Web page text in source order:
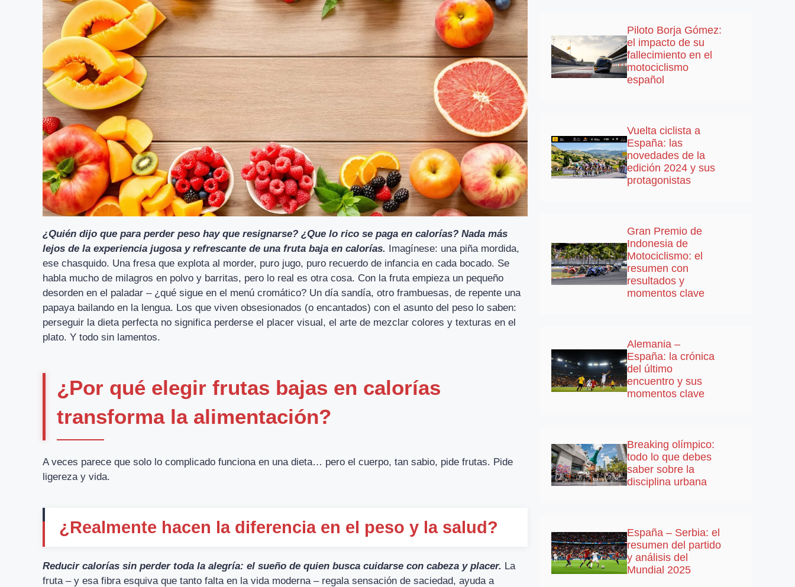
¿Quién dijo que para perder peso hay que resignarse? ¿Que lo rico se paga en calorías? Nada más
lejos de la experiencia jugosa y refrescante de una fruta baja en calorías. Imagínese: una piña mordida,
ese chasquido. Una fresa que explota al morder, puro jugo, puro recuerdo de infancia en cada bocado. Se
habla mucho de milagros en polvo y barritas, pero lo real es otra cosa. Con la fruta empieza un pequeño
desorden en el paladar – ¿qué sigue en el menú cromático? Un día sandía, otro frambuesas, de repente una
papaya bailando en la lengua. Los que viven obsesionados (o encantados) con el asunto del peso lo saben:
perseguir la dieta perfecta no significa perderse el placer visual, el arte de mezclar colores y texturas en el
plato. Y todo sin lamentos.
¿Por qué elegir frutas bajas en calorías
transforma la alimentación?
A veces parece que solo lo complicado funciona en una dieta… pero el cuerpo, tan sabio, pide frutas. Pide
ligereza y vida.
¿Realmente hacen la diferencia en el peso y la salud?
Reducir calorías sin perder toda la alegría: el sueño de quien busca cuidarse con cabeza y placer. La
fruta – y esa fibra esquiva que tanto falta en la vida moderna – regala sensación de saciedad, ayuda a
Piloto Borja Gómez:
el impacto de su
fallecimiento en el
motociclismo
español
Vuelta ciclista a
España: las
novedades de la
edición 2024 y sus
protagonistas
Gran Premio de
Indonesia de
Motociclismo: el
resumen con
resultados y
momentos clave
Alemania –
España: la crónica
del último
encuentro y sus
momentos clave
Breaking olímpico:
todo lo que debes
saber sobre la
disciplina urbana
España – Serbia: el
resumen del partido
y análisis del
Mundial 2025